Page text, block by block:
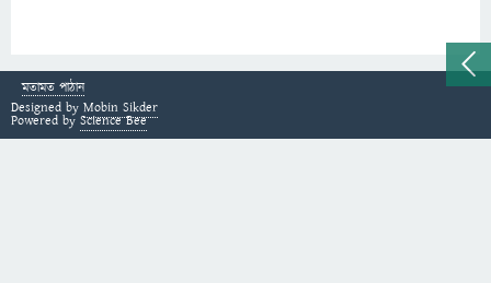
মতামত পাঠান
Designed by Mobin Sikder
Powered by Science Bee